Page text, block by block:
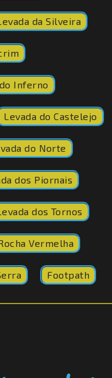
da Silveira
Inferno
Levada do Castelejo
do Norte
dos Piornais
dos Tornos
Vermelha
Footpath